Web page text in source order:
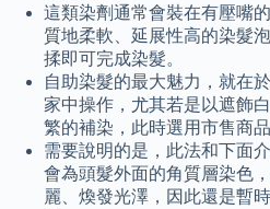
這類染劑通常會裝在有壓嘴
質地柔軟、延展性高的染髮
揉即可完成染髮。
自助染髮的最大魅力，就在
家中操作，尤其若是以遮飾
繁的補染，此時選用市售商
需要說明的是，此法和下面
會為頭髮外面的角質層染色
麗、煥發光澤，因此還是暫